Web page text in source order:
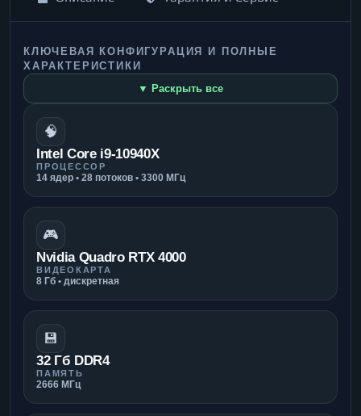
КЛЮЧЕВАЯ КОНФИГУРАЦИЯ И ПОЛНЫЕ
ХАРАКТЕРИСТИКИ
▼ Раскрыть все
🧠
Intel Core i9-10940X
ПРОЦЕССОР
14 ядер • 28 потоков • 3300 МГц
🎮
Nvidia Quadro RTX 4000
ВИДЕОКАРТА
8 Гб • дискретная
💾
32 Гб DDR4
ПАМЯТЬ
2666 МГц